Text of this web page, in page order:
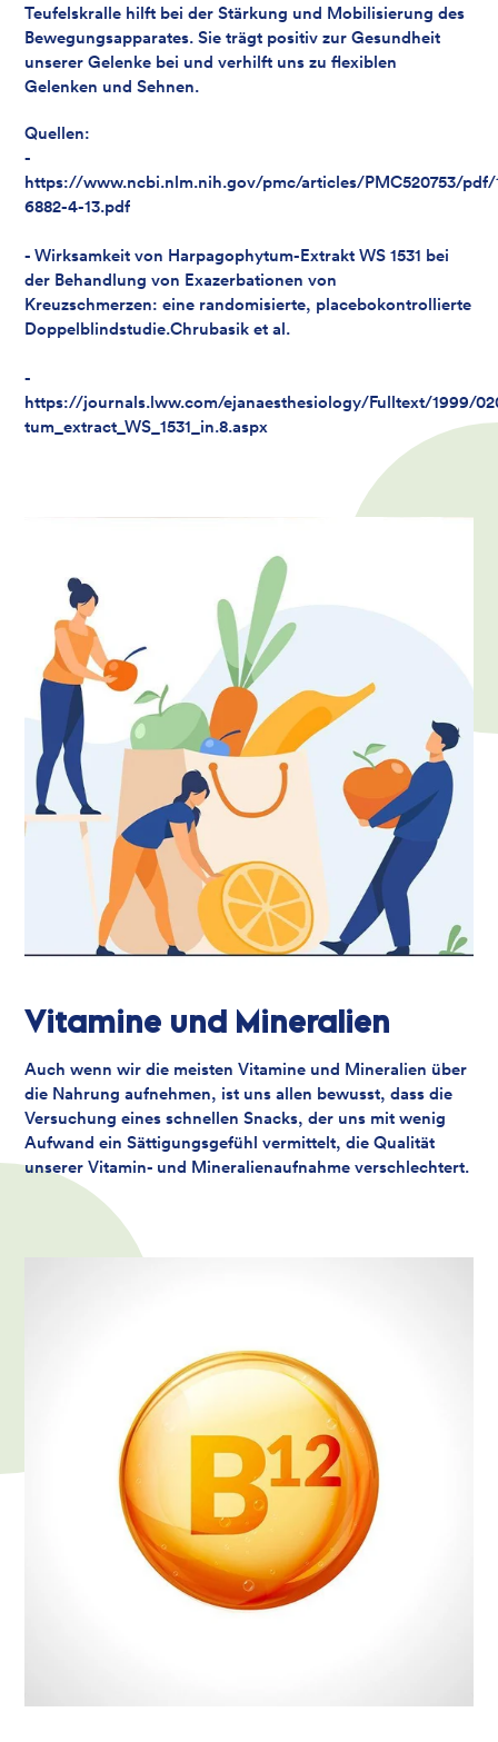
Teufelskralle hilft bei der Stärkung und Mobilisierung des
Bewegungsapparates. Sie trägt positiv zur Gesundheit
unserer Gelenke bei und verhilft uns zu flexiblen
Gelenken und Sehnen.
Quellen:
-
https://www.ncbi.nlm.nih.gov/pmc/articles/PMC520753/pdf/
6882-4-13.pdf
- Wirksamkeit von Harpagophytum-Extrakt WS 1531 bei
der Behandlung von Exazerbationen von
Kreuzschmerzen: eine randomisierte, placebokontrollierte
Doppelblindstudie.Chrubasik et al.
-
https://journals.lww.com/ejanaesthesiology/Fulltext/1999/
tum_extract_WS_1531_in.8.aspx
Vitamine und Mineralien
Auch wenn wir die meisten Vitamine und Mineralien über
die Nahrung aufnehmen, ist uns allen bewusst, dass die
Versuchung eines schnellen Snacks, der uns mit wenig
Aufwand ein Sättigungsgefühl vermittelt, die Qualität
unserer Vitamin- und Mineralienaufnahme verschlechtert.